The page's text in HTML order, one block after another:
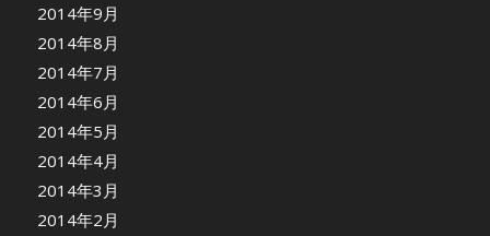
2014年9月
2014年8月
2014年7月
2014年6月
2014年5月
2014年4月
2014年3月
2014年2月